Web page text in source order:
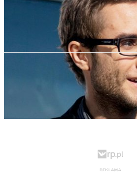
Kosztowny projekt widmo